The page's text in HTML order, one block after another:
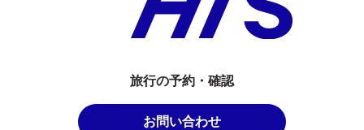
旅行の予約・確認
お問い合わせ